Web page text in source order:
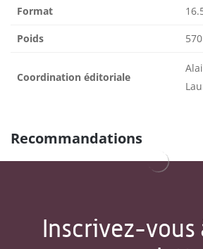
Format
Poids
Coordination éditoriale
Recommandations
Inscrivez-vous